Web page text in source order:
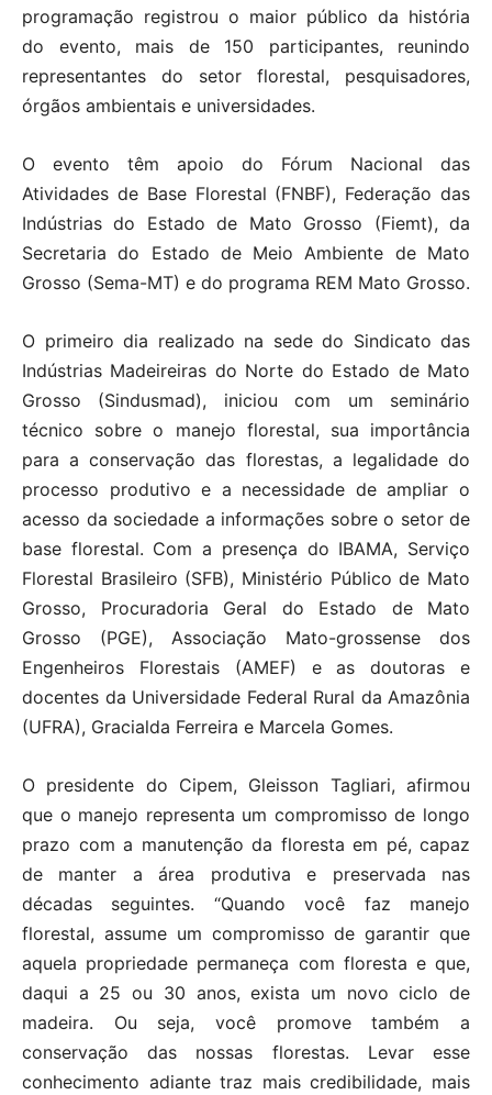
programação registrou o maior público da história
do evento, mais de 150 participantes, reunindo
representantes do setor florestal, pesquisadores,
órgãos ambientais e universidades.
O evento têm apoio do Fórum Nacional das
Atividades de Base Florestal (FNBF), Federação das
Indústrias do Estado de Mato Grosso (Fiemt), da
Secretaria do Estado de Meio Ambiente de Mato
Grosso (Sema-MT) e do programa REM Mato Grosso.
O primeiro dia realizado na sede do Sindicato das
Indústrias Madeireiras do Norte do Estado de Mato
Grosso (Sindusmad), iniciou com um seminário
técnico sobre o manejo florestal, sua importância
para a conservação das florestas, a legalidade do
processo produtivo e a necessidade de ampliar o
acesso da sociedade a informações sobre o setor de
base florestal. Com a presença do IBAMA, Serviço
Florestal Brasileiro (SFB), Ministério Público de Mato
Grosso, Procuradoria Geral do Estado de Mato
Grosso (PGE), Associação Mato-grossense dos
Engenheiros Florestais (AMEF) e as doutoras e
docentes da Universidade Federal Rural da Amazônia
(UFRA), Gracialda Ferreira e Marcela Gomes.
O presidente do Cipem, Gleisson Tagliari, afirmou
que o manejo representa um compromisso de longo
prazo com a manutenção da floresta em pé, capaz
de manter a área produtiva e preservada nas
décadas seguintes. “Quando você faz manejo
florestal, assume um compromisso de garantir que
aquela propriedade permaneça com floresta e que,
daqui a 25 ou 30 anos, exista um novo ciclo de
madeira. Ou seja, você promove também a
conservação das nossas florestas. Levar esse
conhecimento adiante traz mais credibilidade, mais